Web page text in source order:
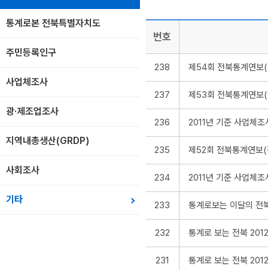
통계로본 전북특별자치도
주민등록인구
사업체조사
광·제조업조사
지역내총생산(GRDP)
사회조사
기타
번호
238 제54회 전북통계연보
237 제53회 전북통계연보
236 2011년 기준 사업체조
235 제52회 전북통계연보
234 2011년 기준 사업체조
233 통계로보는 이달의 전
232 통계로 보는 전북
231 통계로 보는 전북